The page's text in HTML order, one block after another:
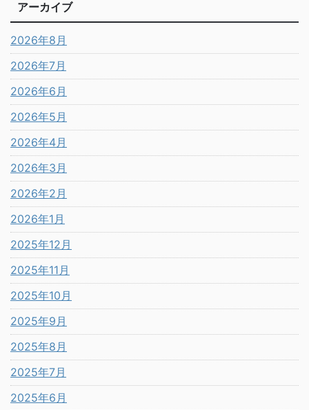
アーカイブ
2026年8月
2026年7月
2026年6月
2026年5月
2026年4月
2026年3月
2026年2月
2026年1月
2025年12月
2025年11月
2025年10月
2025年9月
2025年8月
2025年7月
2025年6月